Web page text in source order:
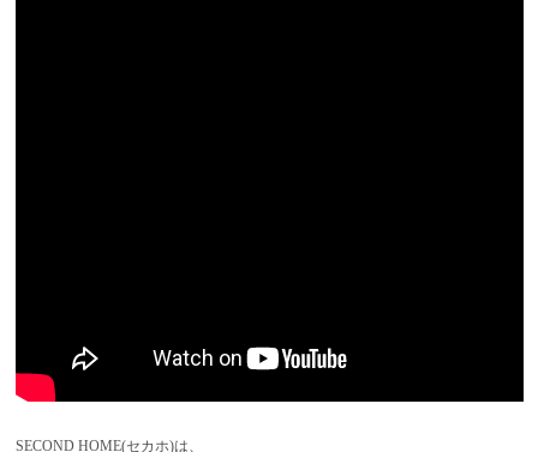
SECOND HOME(セカホ)は、